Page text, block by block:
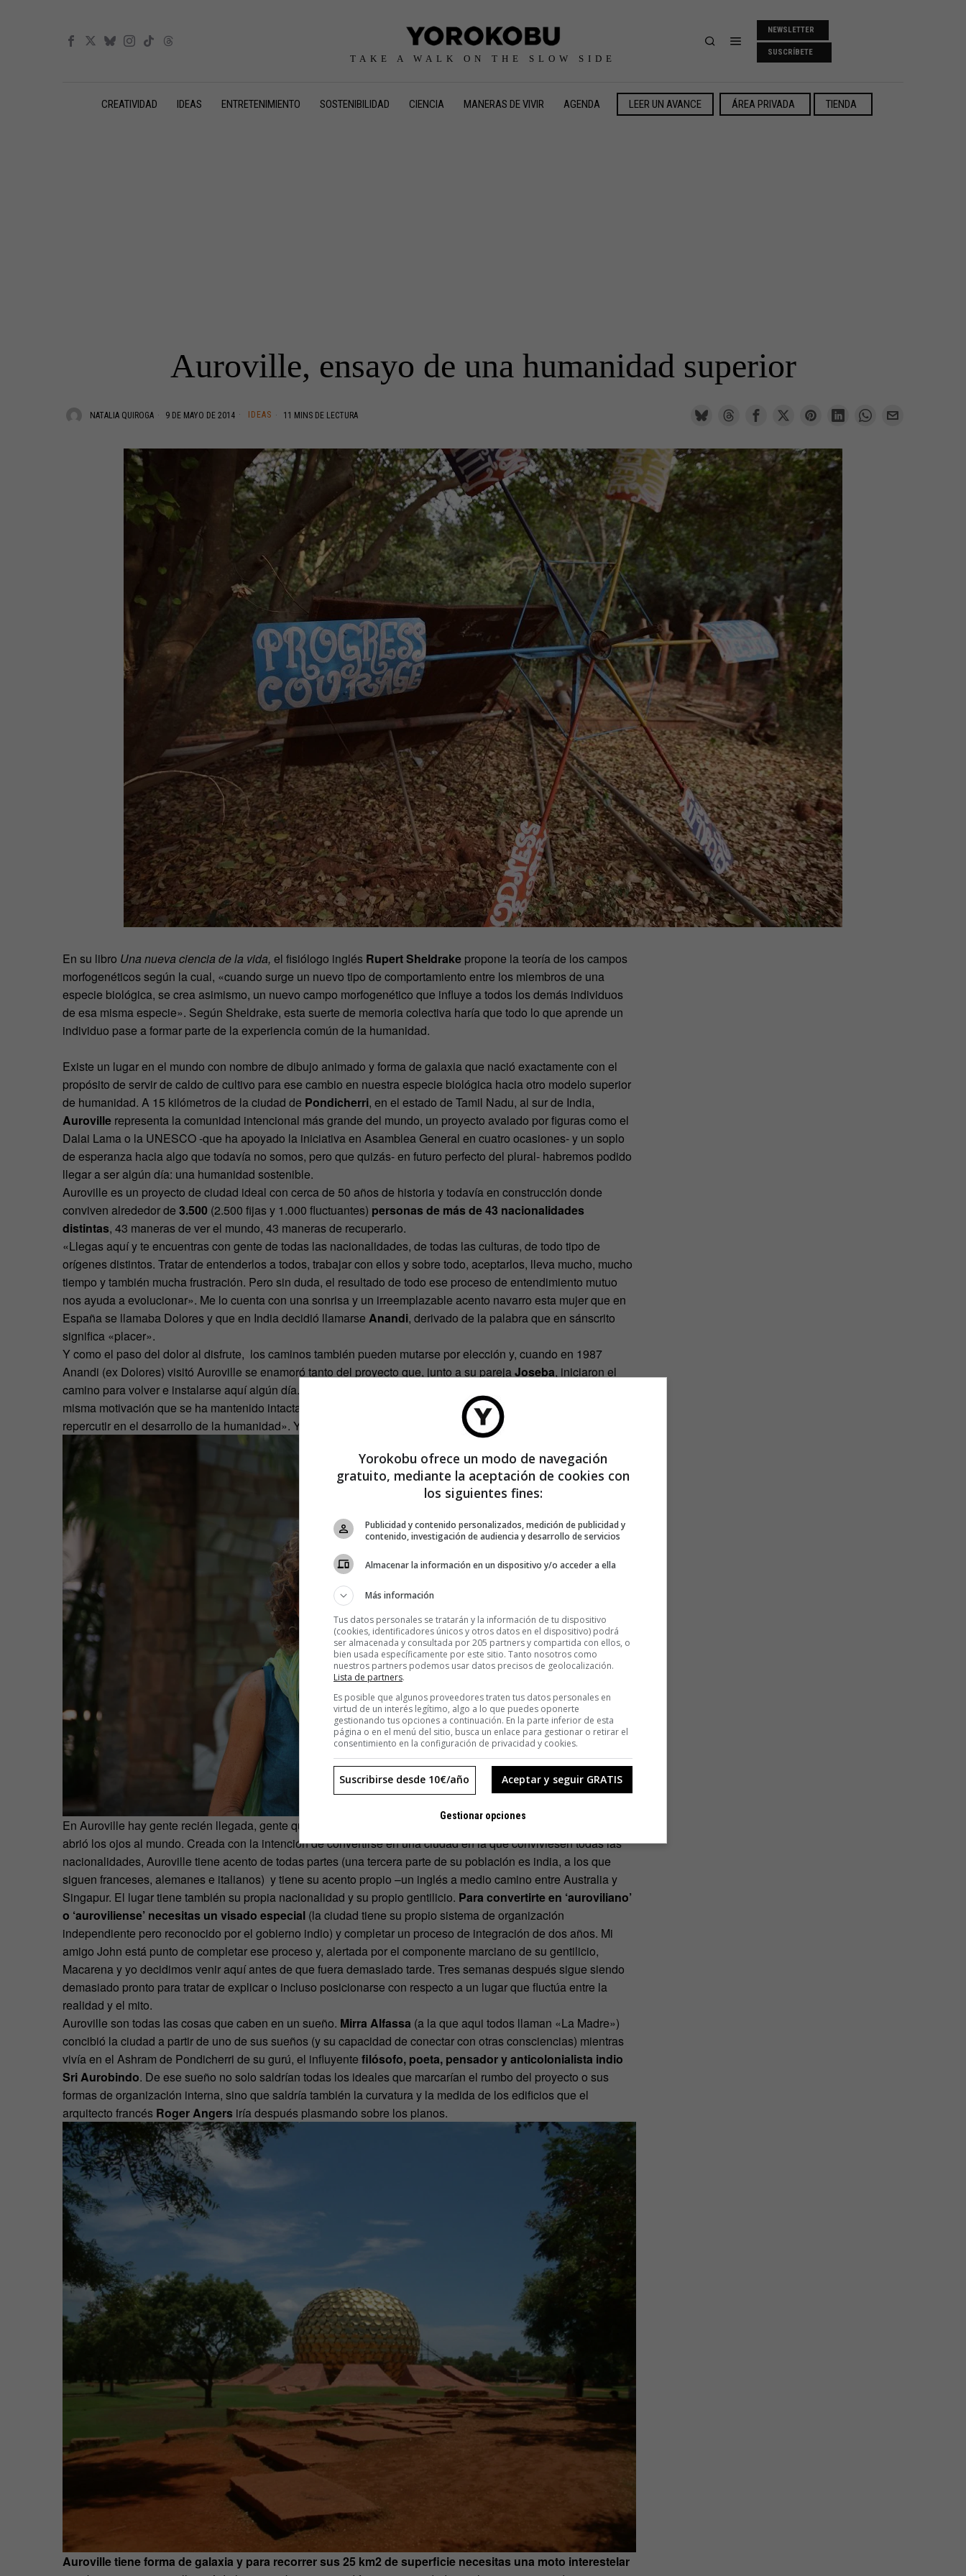
TAKE A WALK ON THE SLOW SIDE
NEWSLETTER
SUSCRÍBETE
CREATIVIDAD IDEAS ENTRETENIMIENTO SOSTENIBILIDAD CIENCIA MANERAS DE VIVIR AGENDA LEER UN AVANCE ÁREA PRIVADA TIENDA
Auroville, ensayo de una humanidad superior
NATALIA QUIROGA 9 DE MAYO DE 2014 IDEAS 11 MINS DE LECTURA
En su libro Una nueva ciencia de la vida, el fisiólogo inglés Rupert Sheldrake propone la teoría de los campos
morfogenéticos según la cual, «cuando surge un nuevo tipo de comportamiento entre los miembros de una
especie biológica, se crea asimismo, un nuevo campo morfogenético que influye a todos los demás individuos
de esa misma especie». Según Sheldrake, esta suerte de memoria colectiva haría que todo lo que aprende un
individuo pase a formar parte de la experiencia común de la humanidad.
Existe un lugar en el mundo con nombre de dibujo animado y forma de galaxia que nació exactamente con el
propósito de servir de caldo de cultivo para ese cambio en nuestra especie biológica hacia otro modelo superior
de humanidad. A 15 kilómetros de la ciudad de Pondicherri, en el estado de Tamil Nadu, al sur de India,
Auroville representa la comunidad intencional más grande del mundo, un proyecto avalado por figuras como el
Dalai Lama o la UNESCO -que ha apoyado la iniciativa en Asamblea General en cuatro ocasiones- y un soplo
de esperanza hacia algo que todavía no somos, pero que quizás- en futuro perfecto del plural- habremos podido
llegar a ser algún día: una humanidad sostenible.
Auroville es un proyecto de ciudad ideal con cerca de 50 años de historia y todavía en construcción donde
conviven alrededor de 3.500 (2.500 fijas y 1.000 fluctuantes) personas de más de 43 nacionalidades
distintas, 43 maneras de ver el mundo, 43 maneras de recuperarlo.
«Llegas aquí y te encuentras con gente de todas las nacionalidades, de todas las culturas, de todo tipo de
orígenes distintos. Tratar de entenderlos a todos, trabajar con ellos y sobre todo, aceptarlos, lleva mucho, mucho
tiempo y también mucha frustración. Pero sin duda, el resultado de todo ese proceso de entendimiento mutuo
nos ayuda a evolucionar». Me lo cuenta con una sonrisa y un irreemplazable acento navarro esta mujer que en
España se llamaba Dolores y que en India decidió llamarse Anandi, derivado de la palabra que en sánscrito
significa «placer».
Y como el paso del dolor al disfrute, los caminos también pueden mutarse por elección y, cuando en 1987
Anandi (ex Dolores) visitó Auroville se enamoró tanto del proyecto que, junto a su pareja Joseba, iniciaron el
camino para volver e instalarse aquí algún día. Ocho años después llegaban a Auroville para quedarse con la
misma motivación que se ha mantenido intacta todo este tiempo: «dedicar mi vida a algo que de verdad pueda
repercutir en el desarrollo de la humanidad». Y Anandi sonríe de puro placer.
En Auroville hay gente recién llegada, gente que llegó antes de que el lugar existiera y gente que desde aquí
abrió los ojos al mundo. Creada con la intención de convertirse en una ciudad en la que conviviesen todas las
nacionalidades, Auroville tiene acento de todas partes (una tercera parte de su población es india, a los que
siguen franceses, alemanes e italianos) y tiene su acento propio –un inglés a medio camino entre Australia y
Singapur. El lugar tiene también su propia nacionalidad y su propio gentilicio. Para convertirte en ‘auroviliano’
o ‘auroviliense’ necesitas un visado especial (la ciudad tiene su propio sistema de organización
independiente pero reconocido por el gobierno indio) y completar un proceso de integración de dos años. Mi
amigo John está punto de completar ese proceso y, alertada por el componente marciano de su gentilicio,
Macarena y yo decidimos venir aquí antes de que fuera demasiado tarde. Tres semanas después sigue siendo
demasiado pronto para tratar de explicar o incluso posicionarse con respecto a un lugar que fluctúa entre la
realidad y el mito.
Auroville son todas las cosas que caben en un sueño. Mirra Alfassa (a la que aqui todos llaman «La Madre»)
concibió la ciudad a partir de uno de sus sueños (y su capacidad de conectar con otras consciencias) mientras
vivía en el Ashram de Pondicherri de su gurú, el influyente filósofo, poeta, pensador y anticolonialista indio
Sri Aurobindo. De ese sueño no solo saldrían todas los ideales que marcarían el rumbo del proyecto o sus
formas de organización interna, sino que saldría también la curvatura y la medida de los edificios que el
arquitecto francés Roger Angers iría después plasmando sobre los planos.
Auroville tiene forma de galaxia y para recorrer sus 25 km2 de superficie necesitas una moto interestelar
Yorokobu ofrece un modo de navegación
gratuito, mediante la aceptación de cookies con
los siguientes fines:
Publicidad y contenido personalizados, medición de publicidad y
contenido, investigación de audiencia y desarrollo de servicios
Almacenar la información en un dispositivo y/o acceder a ella
Más información
Tus datos personales se tratarán y la información de tu dispositivo
(cookies, identificadores únicos y otros datos en el dispositivo) podrá
ser almacenada y consultada por 205 partners y compartida con ellos, o
bien usada específicamente por este sitio. Tanto nosotros como
nuestros partners podemos usar datos precisos de geolocalización.
Lista de partners.
Es posible que algunos proveedores traten tus datos personales en
virtud de un interés legítimo, algo a lo que puedes oponerte
gestionando tus opciones a continuación. En la parte inferior de esta
página o en el menú del sitio, busca un enlace para gestionar o retirar el
consentimiento en la configuración de privacidad y cookies.
Aceptar y seguir GRATIS
Suscribirse desde 10€/año
Gestionar opciones